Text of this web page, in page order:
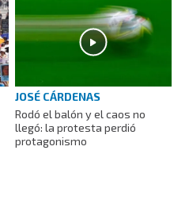
JOSÉ CÁRDENAS
Rodó el balón y el caos no
llegó: la protesta perdió
protagonismo